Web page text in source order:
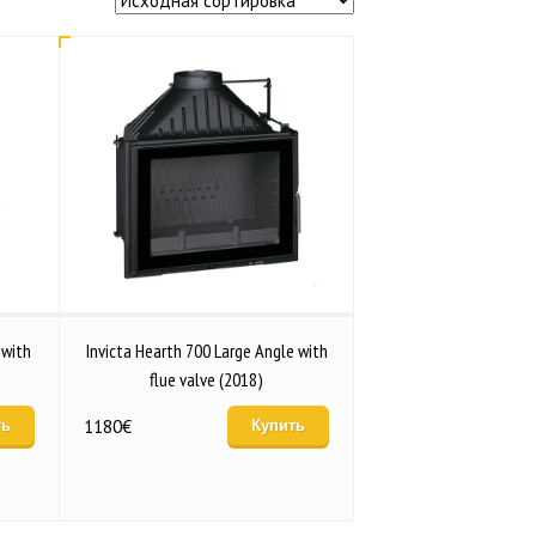
Invicta Hearth 700 Large Angle with
flue valve (2018)
1180€ Купить